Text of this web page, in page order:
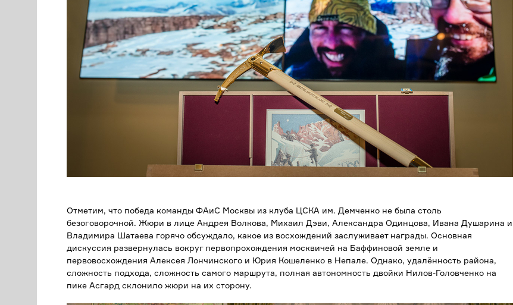
Отметим, что победа команды ФАиС Москвы из клуба ЦСКА им. Демченко не была столь
безоговорочной. Жюри в лице Андрея Волкова, Михаил Дэви, Александра Одинцова, Ивана Душарина и
Владимира Шатаева горячо обсуждало, какое из восхождений заслуживает награды. Основная
дискуссия развернулась вокруг первопрохождения москвичей на Баффиновой земле и
первовосхождения Алексея Лончинского и Юрия Кошеленко в Непале. Однако, удалённость района,
сложность подхода, сложность самого маршрута, полная автономность двойки Нилов-Головченко на
пике Асгард склонило жюри на их сторону.